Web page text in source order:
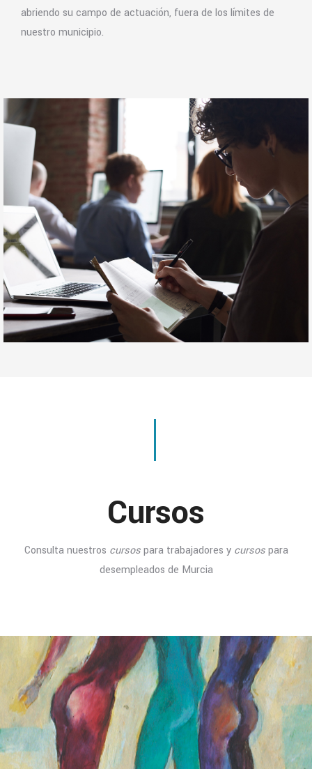
abriendo su campo de actuación, fuera de los límites de
nuestro municipio.
Cursos
Consulta nuestros cursospara trabajadores y cursospara
desempleados de Murcia